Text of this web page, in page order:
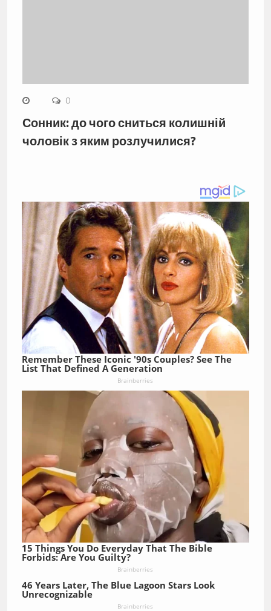
0
Сонник: до чого сниться колишній
чоловік з яким розлучилися?
Remember These Iconic '90s Couples? See The
List That Defined A Generation
Brainberries
15 Things You Do Everyday That The Bible
Forbids: Are You Guilty?
Brainberries
46 Years Later, The Blue Lagoon Stars Look
Unrecognizable
Brainberries